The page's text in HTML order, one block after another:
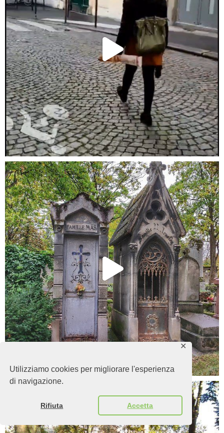
Utilizziamo cookies per migliorare l'esperienza
di navigazione.
Rifiuta Accetta
✕